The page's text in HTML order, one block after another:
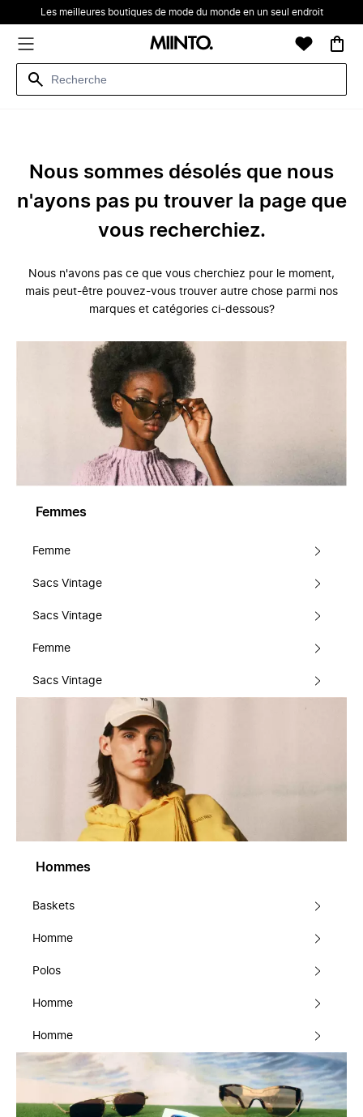
Les meilleures boutiques de mode du monde en un seul endroit
Nous sommes désolés que nous
n'ayons pas pu trouver la page que
vous recherchiez.
Nous n'avons pas ce que vous cherchiez pour le moment,
mais peut-être pouvez-vous trouver autre chose parmi nos
marques et catégories ci-dessous?
Femmes
Femme
Sacs Vintage
Sacs Vintage
Femme
Sacs Vintage
Hommes
Baskets
Homme
Polos
Homme
Homme